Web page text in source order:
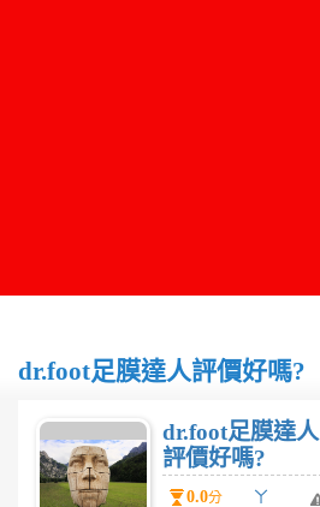
dr.foot足膜達人評價好嗎?
dr.foot足膜達人
評價好嗎?
0.0分
ㄚ